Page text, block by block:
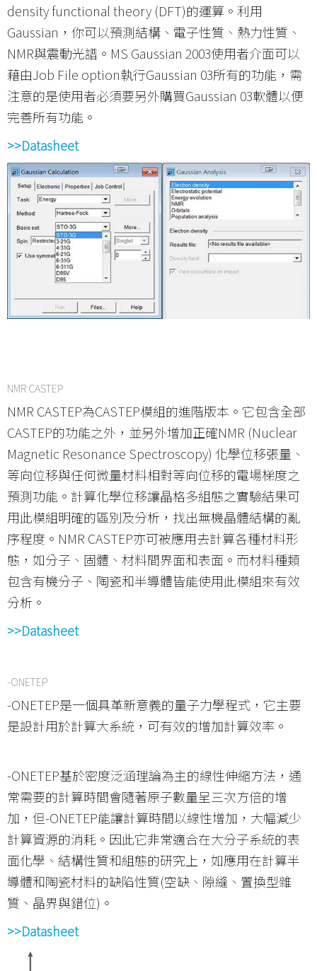
density functional theory (DFT)的運算。利用
Gaussian，你可以預測結構、電子性質、熱力性質、
NMR與震動光譜。MS Gaussian 2003使用者介面可以
藉由Job File option執行Gaussian 03所有的功能，需
注意的是使用者必須要另外購買Gaussian 03軟體以便
完善所有功能。
>>Datasheet
NMR CASTEP
NMR CASTEP為CASTEP模組的進階版本。它包含全部
CASTEP的功能之外，並另外增加正確NMR (Nuclear
Magnetic Resonance Spectroscopy) 化學位移張量、
等向位移與任何微量材料相對等向位移的電場梯度之
預測功能。計算化學位移讓晶格多組態之實驗結果可
用此模組明確的區別及分析，找出無機晶體結構的亂
序程度。NMR CASTEP亦可被應用去計算各種材料形
態，如分子、固體、材料間界面和表面。而材料種類
包含有機分子、陶瓷和半導體皆能使用此模組來有效
分析。
>>Datasheet
-ONETEP
-ONETEP是一個具革新意義的量子力學程式，它主要
是設計用於計算大系統，可有效的增加計算效率。
-ONETEP基於密度泛涵理論為主的線性伸縮方法，通
常需要的計算時間會隨著原子數量呈三次方倍的增
加，但-ONETEP能讓計算時間以線性增加，大幅減少
計算資源的消耗。因此它非常適合在大分子系統的表
面化學、結構性質和組態的研究上，如應用在計算半
導體和陶瓷材料的缺陷性質(空缺、隙縫、置換型雜
質、晶界與錯位)。
>>Datasheet